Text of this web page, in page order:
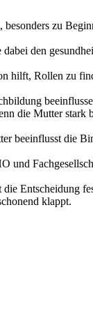
besonders zu
den
hilft, Rollen zu
die Mutter stark
beeinflusst die
und
Entscheidung
klappt.